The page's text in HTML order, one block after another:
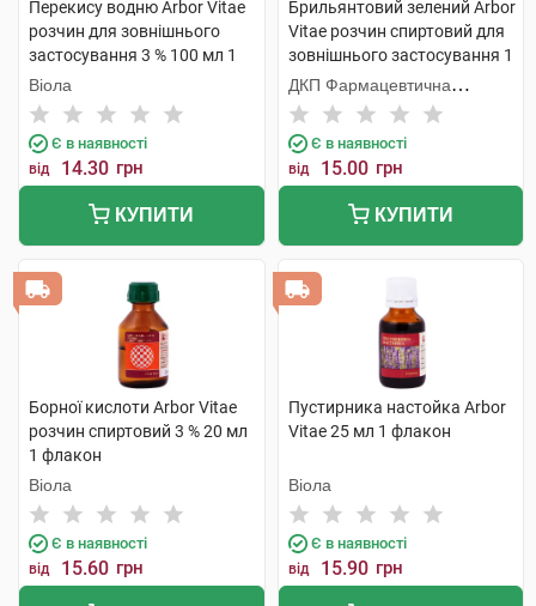
Перекису водню Arbor Vitae
розчин для зовнішнього
застосування 3 % 100 мл 1
флакон
Віола
Є в наявності
від 14.30 грн
КУПИТИ
Брильянтовий зелений Arbor
Vitae розчин спиртовий для
зовнішнього застосування 1
% 20 мл 1 флакон
ДКП Фармацевтична
фабрика
Є в наявності
від 15.00 грн
КУПИТИ
Борної кислоти Arbor Vitae
розчин спиртовий 3 % 20 мл
1 флакон
Віола
Є в наявності
від 15.60 грн
Пустирника настойка Arbor
Vitae 25 мл 1 флакон
Віола
Є в наявності
від 15.90 грн